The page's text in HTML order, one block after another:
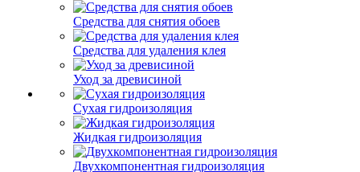
Средства для снятия обоев
Средства для удаления клея
Уход за древисиной
Сухая гидроизоляция
Жидкая гидроизоляция
Двухкомпонентная гидроизоляция